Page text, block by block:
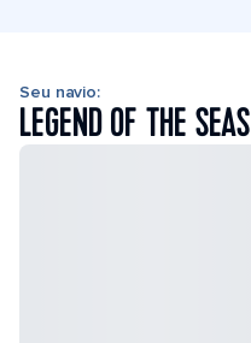
Seu navio:
LEGEND OF THE SEAS